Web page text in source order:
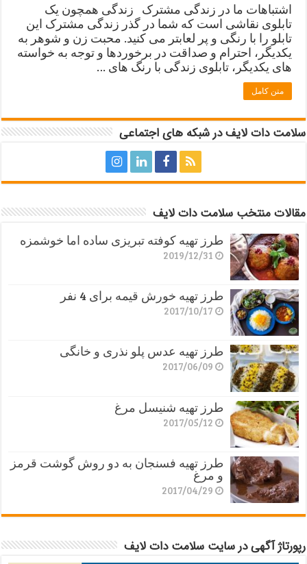
اشتباهات ما در زندگی مشترک زندگی همچون یک
تابلوی نقاشی است که شما در گذر زندگی مشترک این
تابلو را با رنگی و پر لعابتر می کنید. محبت زن و شوهر به
یکدیگر، احترام و صداقت در برخوردها و توجه به خواسته
های یکدیگر، تابلوی زندگی با رنگ های …
متن کامل
سلامت دات لایف در شبکه های اجتماعی
مقالات منتخب سلامت دات لایف
طرز تهیه کوفته تبریزی ساده اما خوشمزه
2019/12/31
طرز تهیه خورش قیمه برای 4 نفر
2017/10/17
طرز تهیه عدس پلو نذری و خانگی
2017/06/09
طرز تهیه شنیسل مرغ
2017/05/12
طرز تهیه فسنجان به دو روش گوشت قرمز
و مرغ
2017/04/29
رپورتاژ آگهی در سایت سلامت دات لایف